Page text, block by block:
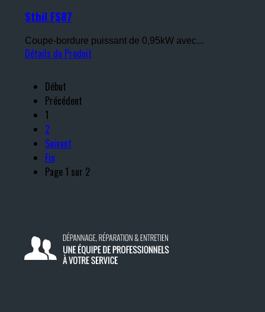
Sthil FS87
Coupe-bordure puissant de 0,95kW avec...
Détails du Produit
Début
Précédent
1
2
Suivant
Fin
Page 1 sur 2